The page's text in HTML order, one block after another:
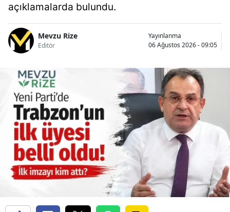
açıklamalarda bulundu.
Mevzu Rize
Editör
Yayınlanma
06 Ağustos 2026 - 09:05